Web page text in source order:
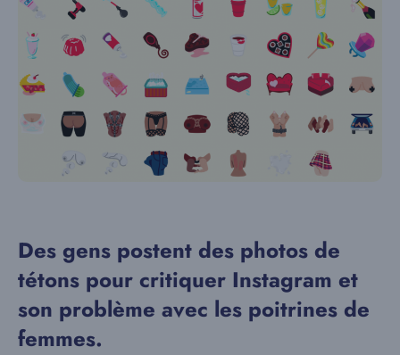
Des gens postent des photos de
tétons pour critiquer Instagram et
son problème avec les poitrines de
femmes.